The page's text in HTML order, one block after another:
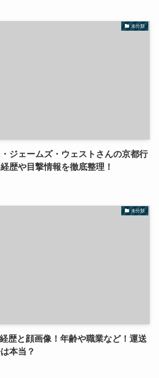
未分類
ジェームズ・ウェストさんの京都行
歴や目撃情報を徹底整理！
未分類
歴と顔画像！年齢や職業など！運送
本当？